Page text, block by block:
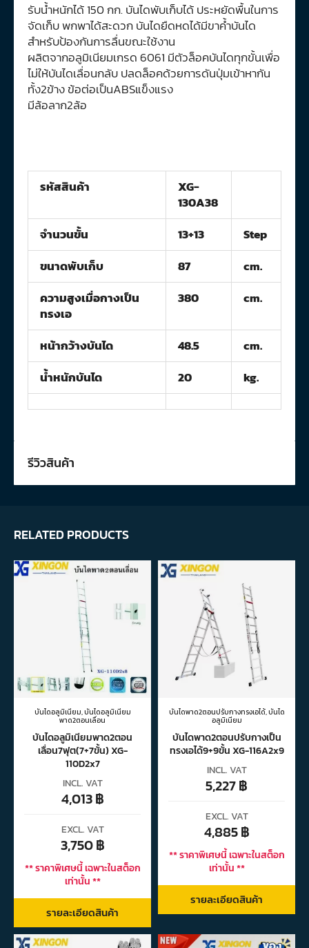
รับน้ำหนักได้ 150 กก. บันไดพับเก็บได้ ประหยัดพื้นในการ
จัดเก็บ พกพาได้สะดวก บันไดยืดหดได้มีขาค้ำบันได
สำหรับป้องกันการลื่นขณะใช้งาน
ผลิตจากอลูมิเนียมเกรด 6061 มีตัวล็อคบันไดทุกขั้นเพื่อ
ไม่ให้บันไดเลื่อนกลับ ปลดล็อคด้วยการดันปุ่มเข้าหากัน
ทั้ง2ข้าง ข้อต่อเป็นABSแข็งแรง
มีล้อลาก2ล้อ
รหัสสินค้า
XG-
130A38
จำนวนขั้น
13+13
Step
ขนาดพับเก็บ
87
cm.
ความสูงเมื่อกางเป็น
ทรงเอ
380 cm.
หน้ากว้างบันได 48.5
cm.
น้ำหนักบันได
20 kg.
รีวิวสินค้า
RELATED PRODUCTS
บันไดอลูมิเนียม,บันไดอลูมิเนียม
พาด2ตอนเลื่อน
บันไดอลูมิเนียมพาด2ตอน
เลื่อน7ฟุต(7+7ขั้น) XG-
110D2x7
INCL. VAT
4,013฿
EXCL. VAT
3,750฿
** ราคาพิเศษนี้ เฉพาะในสต็อก
เท่านั้น **
รายละเอียดสินค้า
บันไดพาด2ตอนปรับกางทรงเอได้,บันได
อลูมิเนียม
บันไดพาด2ตอนปรับกางเป็น
ทรงเอได้9+9ขั้น XG-116A2x9
INCL. VAT
5,227฿
EXCL. VAT
4,885฿
** ราคาพิเศษนี้ เฉพาะในสต็อก
เท่านั้น **
รายละเอียดสินค้า